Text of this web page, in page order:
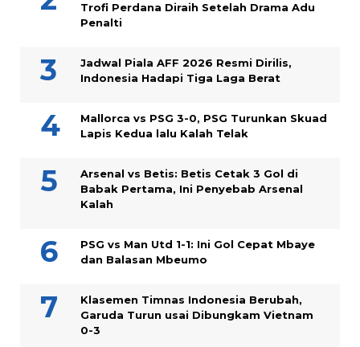
Trofi Perdana Diraih Setelah Drama Adu
Penalti
Jadwal Piala AFF 2026 Resmi Dirilis,
Indonesia Hadapi Tiga Laga Berat
Mallorca vs PSG 3-0, PSG Turunkan Skuad
Lapis Kedua lalu Kalah Telak
Arsenal vs Betis: Betis Cetak 3 Gol di
Babak Pertama, Ini Penyebab Arsenal
Kalah
PSG vs Man Utd 1-1: Ini Gol Cepat Mbaye
dan Balasan Mbeumo
Klasemen Timnas Indonesia Berubah,
Garuda Turun usai Dibungkam Vietnam
0-3